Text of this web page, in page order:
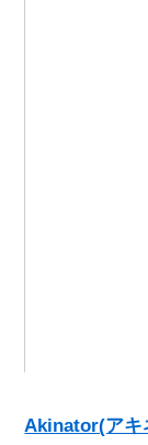
Akinator(アキ